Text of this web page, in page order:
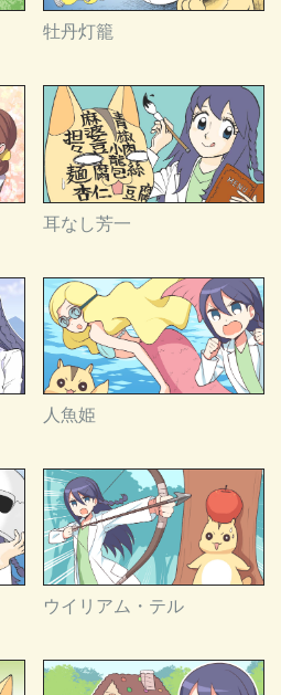
牡丹灯籠
耳なし芳一
人魚姫
ウイリアム・テル